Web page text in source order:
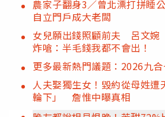
農家子翻身3／曾北漂打拼睡
自立門戶成大老闆
女兒願出錢照顧前夫 呂文婉
炸嗆：半毛錢我都不會出！
更多最新熱門議題：2026九
人夫娶獨生女！毀約從母姓遭
輪下」 詹惟中曝真相